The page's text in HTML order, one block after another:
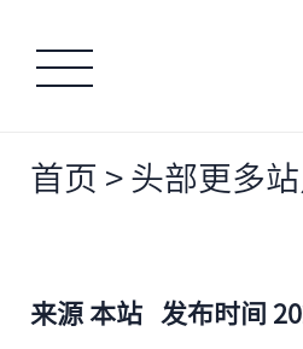
首页 > 头部更多
来源 本站 发布时间